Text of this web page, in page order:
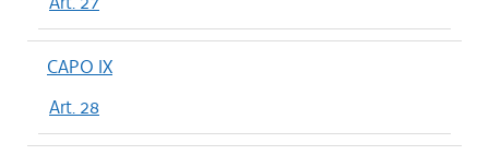
CAPO IX
Art. 28